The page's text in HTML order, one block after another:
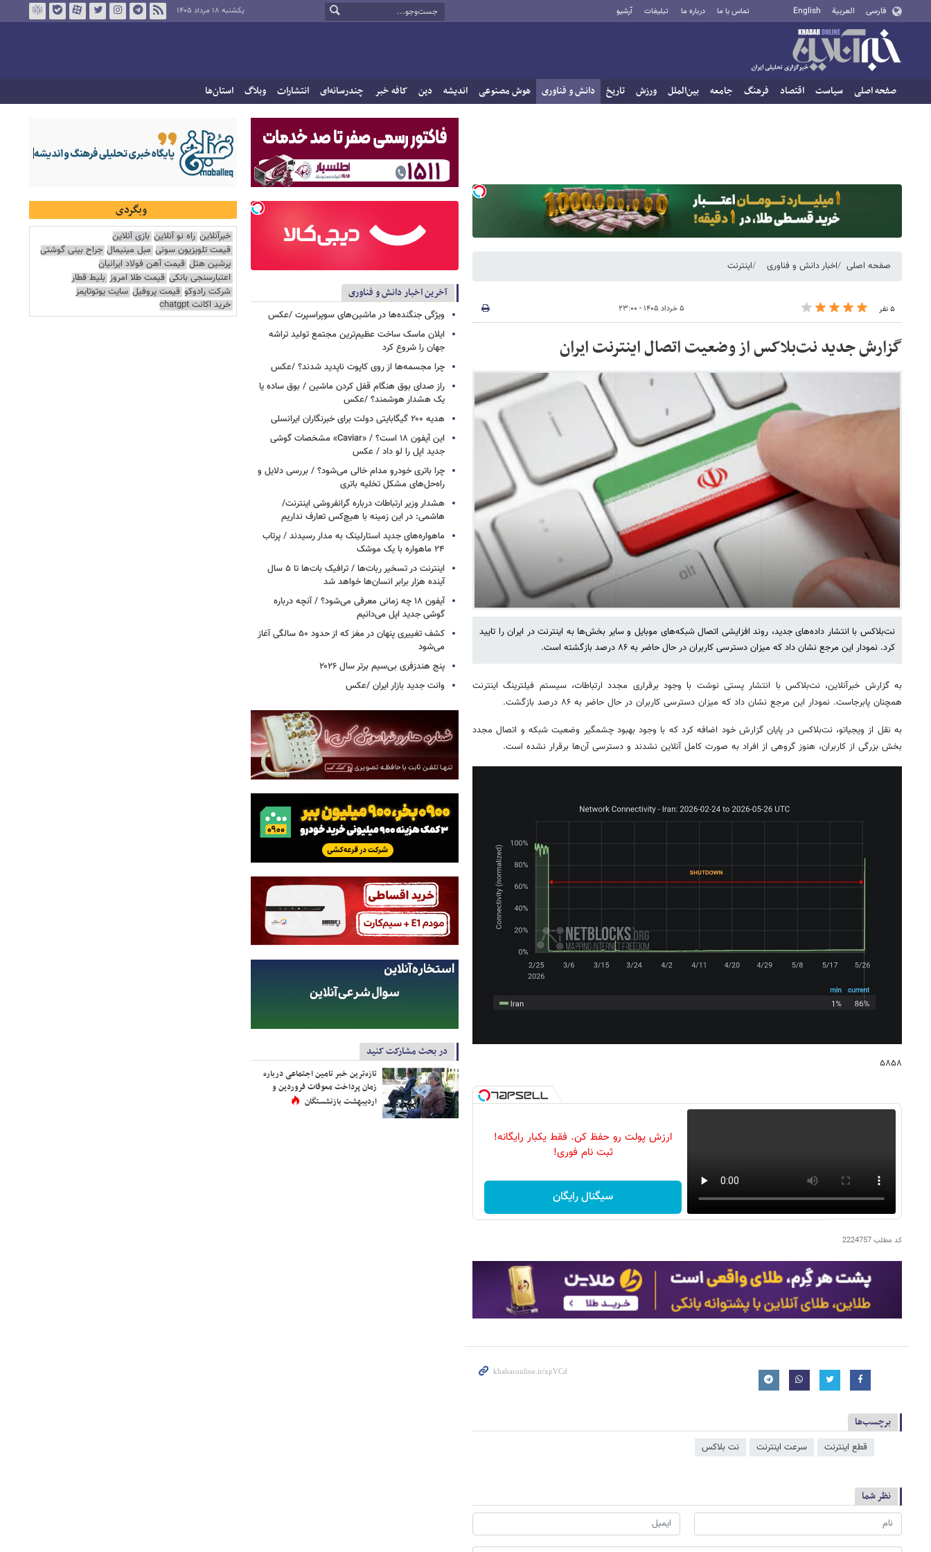
فارسی العربية English تماس با ما درباره ما تبلیغات آرشیو یکشنبه ۱۸ مرداد ۱۴۰۵
صفحه اصلی سیاست اقتصاد فرهنگ جامعه بین‌الملل ورزش تاریخ دانش و فناوری هوش مصنوعی اندیشه دین کافه خبر چندرسانه‌ای انتشارات وبلاگ استان‌ها
صفحه اصلی اخبار دانش و فناوری اینترنت
۵ نفر ۵ خرداد ۱۴۰۵ - ۲۳:۰۰
گزارش جدید نت‌بلاکس از وضعیت اتصال اینترنت ایران
نت‌بلاکس با انتشار داده‌های جدید، روند افزایشی اتصال شبکه‌های موبایل و سایر بخش‌ها به اینترنت در ایران را تایید
کرد. نمودار این مرجع نشان داد که میزان دسترسی کاربران در حال حاضر به ۸۶ درصد بازگشته است.
به گزارش خبرآنلاین، نت‌بلاکس با انتشار پستی نوشت با وجود برقراری مجدد ارتباطات، سیستم فیلترینگ اینترنت
همچنان پابرجاست. نمودار این مرجع نشان داد که میزان دسترسی کاربران در حال حاضر به ۸۶ درصد بازگشت.
به نقل از ویجیاتو، نت‌بلاکس در پایان گزارش خود اضافه کرد که با وجود بهبود چشمگیر وضعیت شبکه و اتصال مجدد
بخش بزرگی از کاربران، هنوز گروهی از افراد به صورت کامل آنلاین نشدند و دسترسی آن‌ها برقرار نشده است.
۵۸۵۸
ارزش پولت رو حفظ کن. فقط یکبار رایگانه!
ثبت نام فوری!
سیگنال رایگان
کد مطلب2224757
برچسب‌ها
قطع اینترنت سرعت اینترنت نت بلاکس
نظر شما
آخرین اخبار دانش و فناوری
ویژگی جنگنده‌ها در ماشین‌های سوپراسپرت /عکس
ایلان ماسک ساخت عظیم‌ترین مجتمع تولید تراشه
جهان را شروع کرد
چرا مجسمه‌ها از روی کاپوت‌ ناپدید شدند؟ /عکس
راز صدای بوق هنگام قفل کردن ماشین / بوق ساده یا
یک هشدار هوشمند؟ /عکس
هدیه ۲۰۰ گیگابایتی دولت برای خبرنگاران ایرانسلی
این آیفون ۱۸ است؟ / «Caviar» مشخصات گوشی
جدید اپل را لو داد / عکس
چرا باتری خودرو مدام خالی می‌شود؟ / بررسی دلایل و
راه‌حل‌های مشکل تخلیه باتری
هشدار وزیر ارتباطات درباره گرانفروشی اینترنت/
هاشمی: در این زمینه با هیچ‌کس تعارف نداریم
ماهواره‌های جدید استارلینک به مدار رسیدند / پرتاب
۲۴ ماهواره با یک موشک
اینترنت در تسخیر ربات‌ها / ترافیک بات‌ها تا ۵ سال
آینده هزار برابر انسان‌ها خواهد شد
آیفون ۱۸ چه زمانی معرفی می‌شود؟ / آنچه درباره
گوشی جدید اپل می‌دانیم
کشف تغییری پنهان در مغز که از حدود ۵۰ سالگی آغاز
می‌شود
پنج هندزفری بی‌سیم برتر سال ۲۰۲۶
وانت جدید بازار ایران /عکس
در بحث مشارکت کنید
تازه‌ترین خبر تامین اجتماعی درباره
زمان پرداخت معوقات فروردین و
اردیبهشت بازنشستگان
وبگردی
خبرآنلاین راه نو آنلاین بازی آنلاین
قیمت تلویزیون سونی مبل مینیمال جراح بینی گوشتی
پرشین هتل قیمت آهن فولاد ایرانیان
اعتبارسنجی بانکی قیمت طلا امروز بلیط قطار
شرکت رادوکو قیمت پروفیل سایت یوتوتایمز
خرید اکانت chatgpt